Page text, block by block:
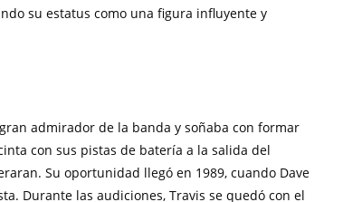
su estatus como una figura influyente y
admirador de la banda y soñaba con formar
con sus pistas de batería a la salida del
Su oportunidad llegó en 1989, cuando Dave
Durante las audiciones, Travis se quedó con el